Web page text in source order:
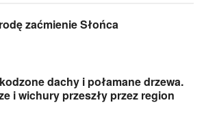
zaćmienie Słońca
dachy i połamane drzewa.
i wichury przeszły przez region